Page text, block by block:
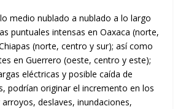
medio nublado a nublado a lo largo
puntuales intensas en Oaxaca (norte,
(norte, centro y sur); así como
en Guerrero (oeste, centro y este);
eléctricas y posible caída de
podrían originar el incremento en los
deslaves, inundaciones,